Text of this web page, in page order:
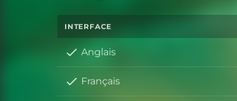
INTERFACE
Anglais
Français